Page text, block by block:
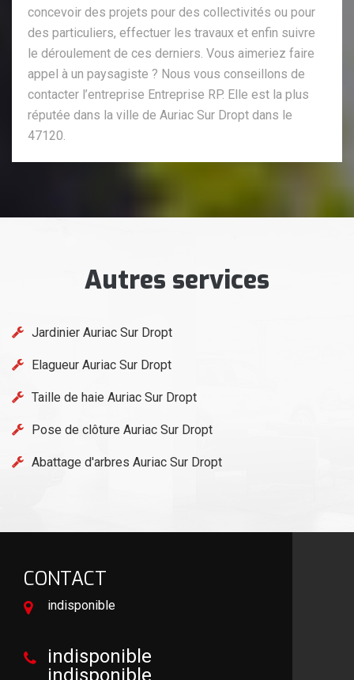
concevoir des projets pour des collectivités ou pour
des particuliers, effectuer les travaux et enfin suivre
le déroulement de ces derniers. Vous aimeriez faire
appel à un paysagiste ? Nous vous conseillons de
contacter l’entreprise Entreprise RP. Elle est la plus
réputée dans la ville de Auriac Sur Dropt dans le
47120.
Autres services
Jardinier Auriac Sur Dropt
Elagueur Auriac Sur Dropt
Taille de haie Auriac Sur Dropt
Pose de clôture Auriac Sur Dropt
Abattage d'arbres Auriac Sur Dropt
CONTACT
indisponible
indisponible
indisponible